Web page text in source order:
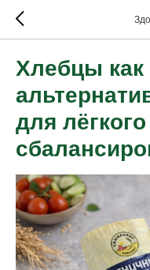
Хлебцы как
для